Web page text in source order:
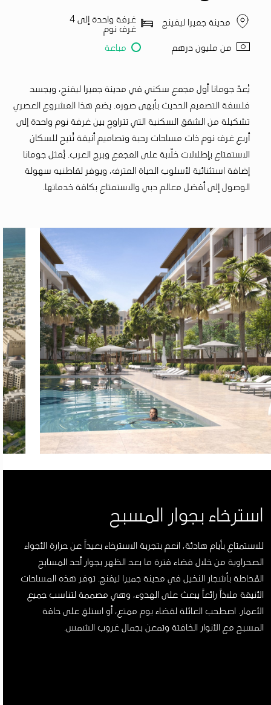
مدينة جميرا ليفينج غرفة واحدة إلى 4
غرف نوم
من مليون درهم
مباعة
يُعدّ جومانا أول مجمع سكني في مدينة جميرا ليفنج، ويجسد
فلسفة التصميم الحديث بأبهى صوره. يضم هذا المشروع العصري
تشكيلة من الشقق السكنية التي تتراوح بين غرفة نوم واحدة إلى
أربع غرف نوم ذات مساحات رحبة وتصاميم أنيقة تُتيح للسكان
الاستمتاع بإطلالات خلّابة على المجمع وبرج العرب. يُمثل جومانا
إضافة استثنائية لأسلوب الحياة المترف، ويوفر لقاطنيه سهولة
الوصول إلى أفضل معالم دبي والاستمتاع بكافة خدماتها.
استرخاء بجوار المسبح
للاستمتاع بأيام هادئة، انعم بتجربة الاسترخاء بعيداً عن حرارة الأجواء
الصحراوية من خلال قضاء فترة ما بعد الظهر بجوار أحد المسابح
المُحاطة بأشجار النخيل في مدينة جميرا ليفنج. توفر هذه المساحات
الأنيقة ملاذاً رائعاً يبعث على الهدوء، وهي مصممة لتناسب جميع
الأعمار. اصطحب العائلة لقضاء يوم ممتع، أو استلقِ على حافة
المسبح مع الأنوار الخافتة وتمعن بجمال غروب الشمس.